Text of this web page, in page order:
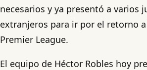
necesarios y ya presentó a varios
extranjeros para ir por el retorno
Premier League.
El equipo de Héctor Robles hoy